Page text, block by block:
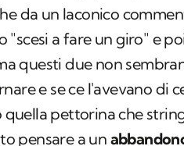
da un laconico
"scesi a fare un giro" e
questi due non
e se ce l'avevano di
pettorina che
pensare a un